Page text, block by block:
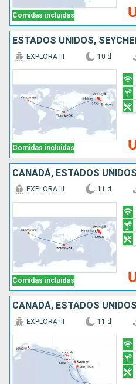
Comidas incluidas
Comidas incluidas
EXPLORA III 10 d
Comidas incluidas
EXPLORA III 11 d
CANADÁ, ESTADOS UNIDOS
EXPLORA III 11 d